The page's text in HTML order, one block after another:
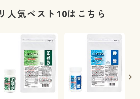
人気ベスト10はこちら